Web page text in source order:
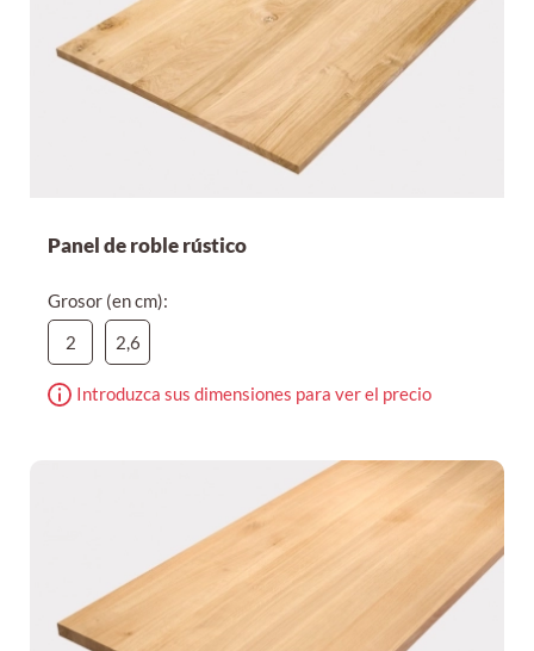
Panel de roble rústico
Grosor (en cm):
2
2,6
Introduzca sus dimensiones para ver el precio